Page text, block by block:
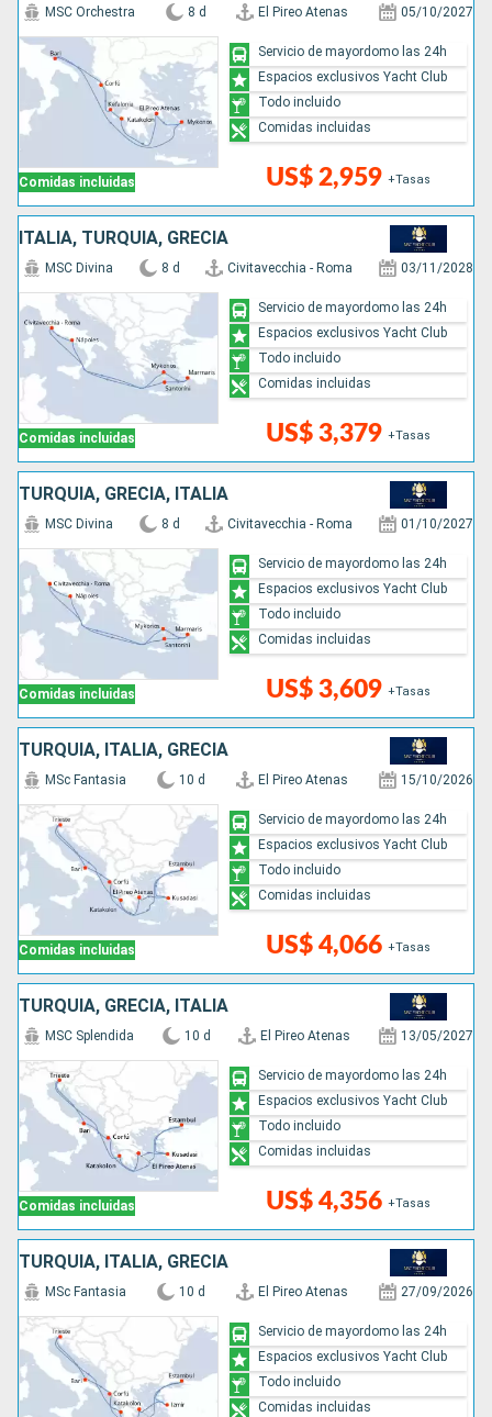
Comidas incluidas
MSC Orchestra 8 d El Pireo Atenas 05/10/2027
US$ 2,959 +Tasas
Servicio de mayordomo las 24h
Espacios exclusivos Yacht Club
Todo incluido
Comidas incluidas
ITALIA, TURQUÍA, GRECIA
Comidas incluidas
MSC Divina 8 d Civitavecchia - Roma 03/11/2028
US$ 3,379 +Tasas
Servicio de mayordomo las 24h
Espacios exclusivos Yacht Club
Todo incluido
Comidas incluidas
TURQUÍA, GRECIA, ITALIA
Comidas incluidas
MSC Divina 8 d Civitavecchia - Roma 01/10/2027
US$ 3,609 +Tasas
Servicio de mayordomo las 24h
Espacios exclusivos Yacht Club
Todo incluido
Comidas incluidas
TURQUÍA, ITALIA, GRECIA
Comidas incluidas
MSc Fantasia 10 d El Pireo Atenas 15/10/2026
US$ 4,066 +Tasas
Servicio de mayordomo las 24h
Espacios exclusivos Yacht Club
Todo incluido
Comidas incluidas
TURQUÍA, GRECIA, ITALIA
Comidas incluidas
MSC Splendida 10 d El Pireo Atenas 13/05/2027
US$ 4,356 +Tasas
Servicio de mayordomo las 24h
Espacios exclusivos Yacht Club
Todo incluido
Comidas incluidas
TURQUÍA, ITALIA, GRECIA
MSc Fantasia 10 d El Pireo Atenas 27/09/2026
Servicio de mayordomo las 24h
Espacios exclusivos Yacht Club
Todo incluido
Comidas incluidas